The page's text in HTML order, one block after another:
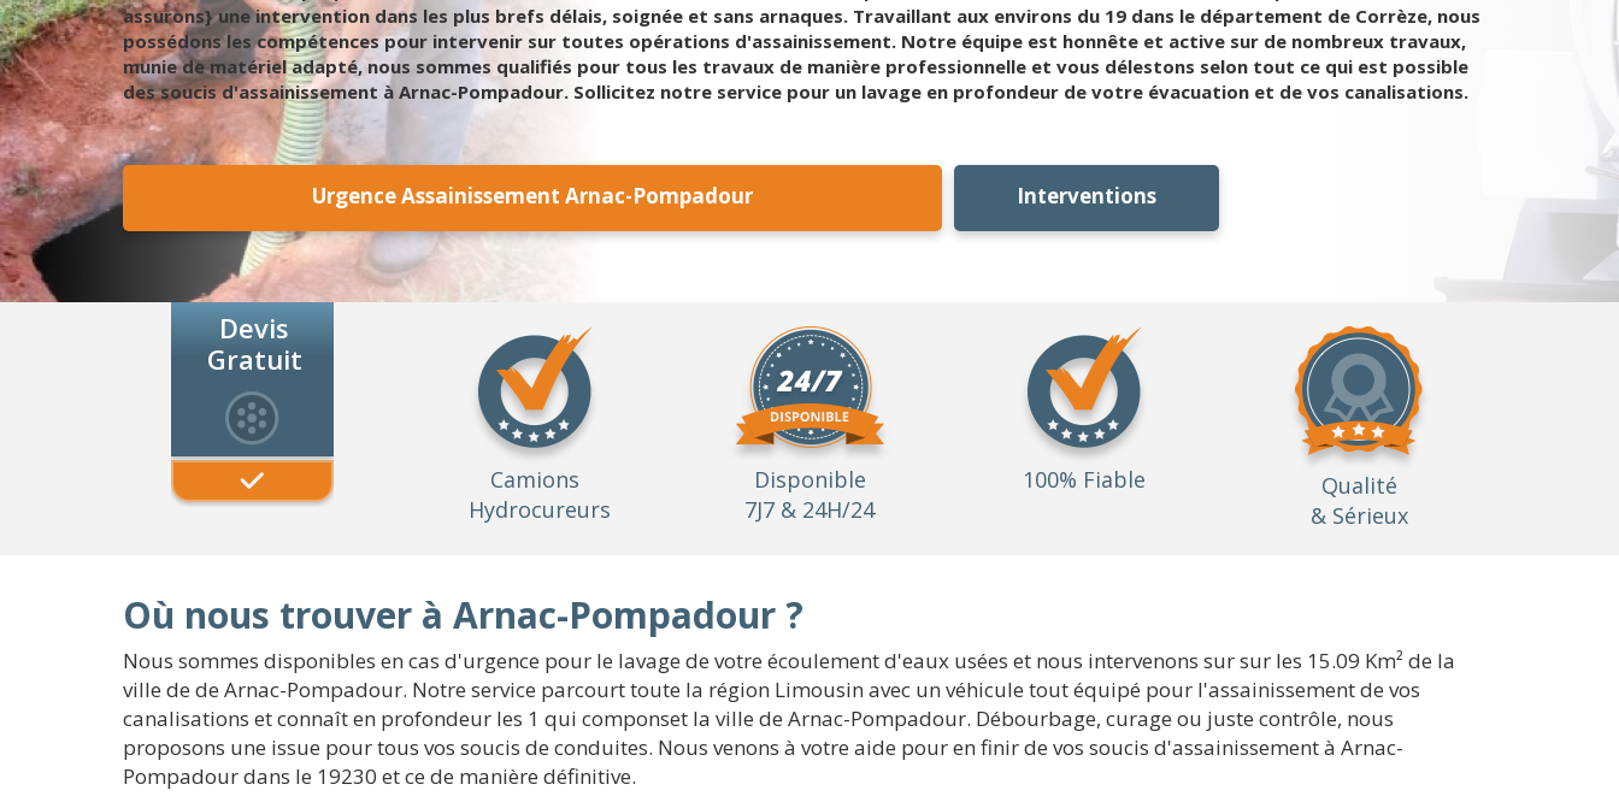
assurons} une intervention dans les plus brefs délais, soignée et sans arnaques. Travaillant aux environs du 19 dans le département de Corrèze, nous
possédons les compétences pour intervenir sur toutes opérations d'assainissement. Notre équipe est honnête et active sur de nombreux travaux,
munie de matériel adapté, nous sommes qualifiés pour tous les travaux de manière professionnelle et vous délestons selon tout ce qui est possible
des soucis d'assainissement à Arnac-Pompadour. Sollicitez notre service pour un lavage en profondeur de votre évacuation et de vos canalisations.
Urgence Assainissement Arnac-Pompadour Interventions
Devis
Gratuit
Camions
Hydrocureurs
Disponible
7J7 & 24H/24
100% Fiable
Qualité
& Sérieux
Où nous trouver à Arnac-Pompadour ?
Nous sommes disponibles en cas d'urgence pour le lavage de votre écoulement d'eaux usées et nous intervenons sur sur les 15.09 Km² de la
ville de de Arnac-Pompadour. Notre service parcourt toute la région Limousin avec un véhicule tout équipé pour l'assainissement de vos
canalisations et connaît en profondeur les 1 qui componset la ville de Arnac-Pompadour. Débourbage, curage ou juste contrôle, nous
proposons une issue pour tous vos soucis de conduites. Nous venons à votre aide pour en finir de vos soucis d'assainissement à Arnac-
Pompadour dans le 19230 et ce de manière définitive.